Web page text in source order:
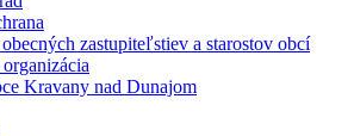
zastupiteľstiev a starostov obcí
Kravany nad Dunajom